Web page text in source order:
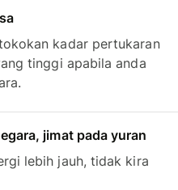
kadar pertukaran
tinggi apabila anda
jimat pada yuran
lebih jauh, tidak kira